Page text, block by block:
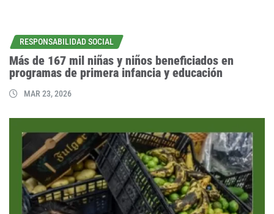
RESPONSABILIDAD SOCIAL
Más de 167 mil niñas y niños beneficiados en
programas de primera infancia y educación
MAR 23, 2026